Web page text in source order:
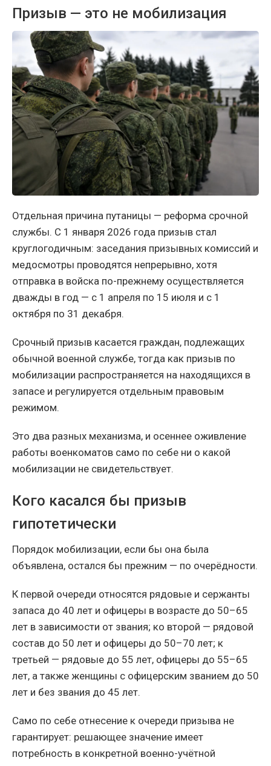
Призыв — это не мобилизация
Отдельная причина путаницы — реформа срочной
службы. С 1 января 2026 года призыв стал
круглогодичным: заседания призывных комиссий и
медосмотры проводятся непрерывно, хотя
отправка в войска по-прежнему осуществляется
дважды в год — с 1 апреля по 15 июля и с 1
октября по 31 декабря.
Срочный призыв касается граждан, подлежащих
обычной военной службе, тогда как призыв по
мобилизации распространяется на находящихся в
запасе и регулируется отдельным правовым
режимом.
Это два разных механизма, и осеннее оживление
работы военкоматов само по себе ни о какой
мобилизации не свидетельствует.
Кого касался бы призыв
гипотетически
Порядок мобилизации, если бы она была
объявлена, остался бы прежним — по очерёдности.
К первой очереди относятся рядовые и сержанты
запаса до 40 лет и офицеры в возрасте до 50–65
лет в зависимости от звания; ко второй — рядовой
состав до 50 лет и офицеры до 50–70 лет; к
третьей — рядовые до 55 лет, офицеры до 55–65
лет, а также женщины с офицерским званием до 50
лет и без звания до 45 лет.
Само по себе отнесение к очереди призыва не
гарантирует: решающее значение имеет
потребность в конкретной военно-учётной